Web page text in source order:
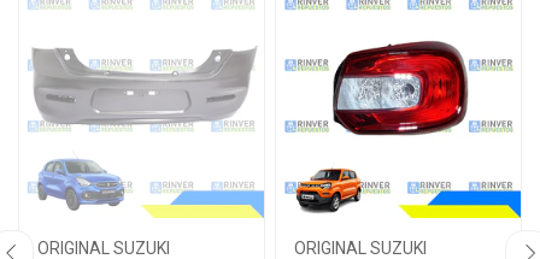
ORIGINAL SUZUKI ORIGINAL SUZUKI